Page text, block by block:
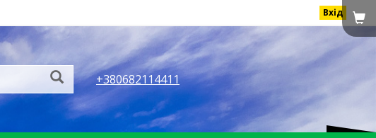
Вхід
+380682114411